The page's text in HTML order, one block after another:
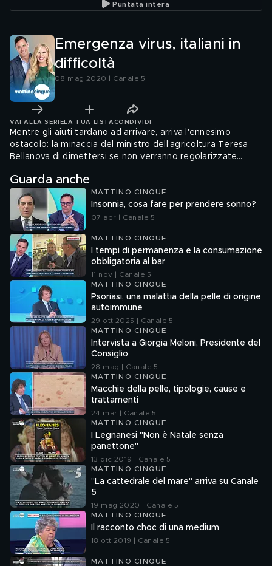
Puntata intera
Emergenza virus, italiani in
difficoltà
08 mag 2020 | Canale 5
VAI ALLA SERIE LA TUA LISTA CONDIVIDI
Mentre gli aiuti tardano ad arrivare, arriva l'ennesimo
ostacolo: la minaccia del ministro dell'agricoltura Teresa
Bellanova di dimettersi se non verranno regolarizzate
Guarda anche
MATTINO CINQUE
Insonnia, cosa fare per prendere sonno?
07 apr | Canale 5
MATTINO CINQUE
I tempi di permanenza e la consumazione
obbligatoria al bar
11 nov | Canale 5
MATTINO CINQUE
Psoriasi, una malattia della pelle di origine
autoimmune
29 ott 2025 | Canale 5
MATTINO CINQUE
Intervista a Giorgia Meloni, Presidente del
Consiglio
28 mag | Canale 5
MATTINO CINQUE
Macchie della pelle, tipologie, cause e
trattamenti
24 mar | Canale 5
MATTINO CINQUE
I Legnanesi "Non è Natale senza
panettone"
13 dic 2019 | Canale 5
MATTINO CINQUE
"La cattedrale del mare" arriva su Canale
5
19 mag 2020 | Canale 5
MATTINO CINQUE
Il racconto choc di una medium
18 ott 2019 | Canale 5
MATTINO CINQUE